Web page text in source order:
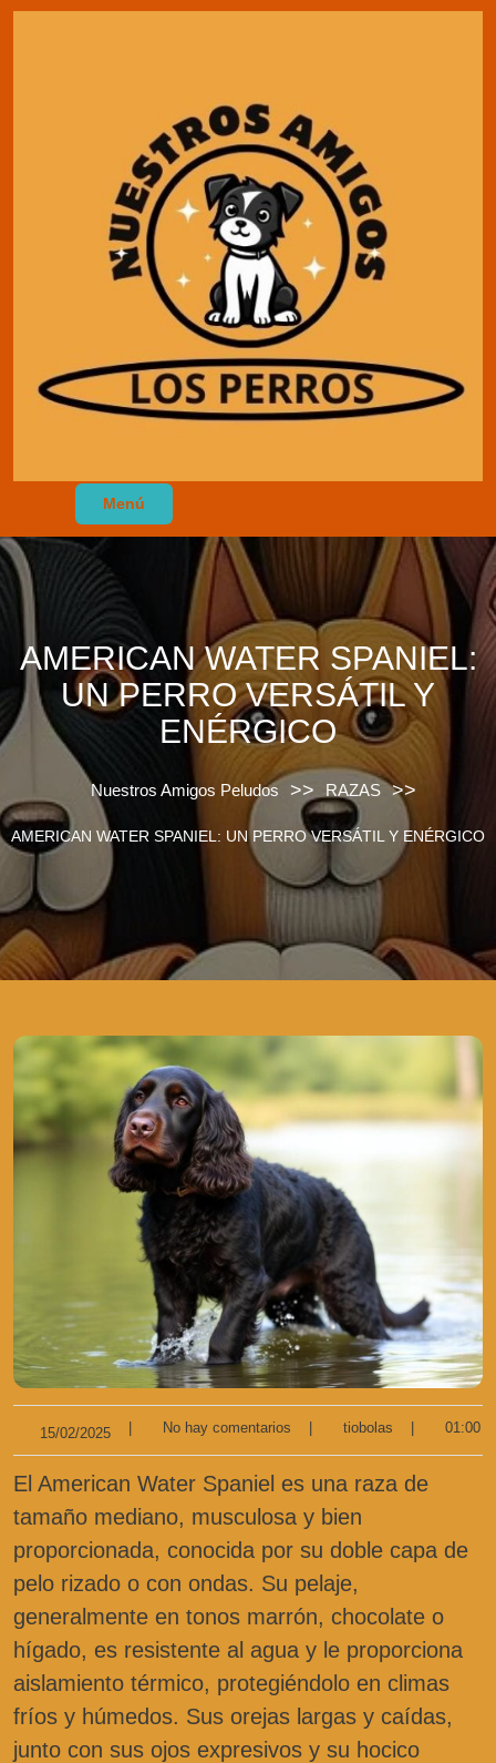
Menú
AMERICAN WATER SPANIEL:
UN PERRO VERSÁTIL Y
ENÉRGICO
Nuestros Amigos Peludos >> RAZAS >>
AMERICAN WATER SPANIEL: UN PERRO VERSÁTIL Y ENÉRGICO
15/02/2025 No hay comentarios tiobolas 01:00
El American Water Spaniel es una raza de
tamaño mediano, musculosa y bien
proporcionada, conocida por su doble capa de
pelo rizado o con ondas. Su pelaje,
generalmente en tonos marrón, chocolate o
hígado, es resistente al agua y le proporciona
aislamiento térmico, protegiéndolo en climas
fríos y húmedos. Sus orejas largas y caídas,
junto con sus ojos expresivos y su hocico